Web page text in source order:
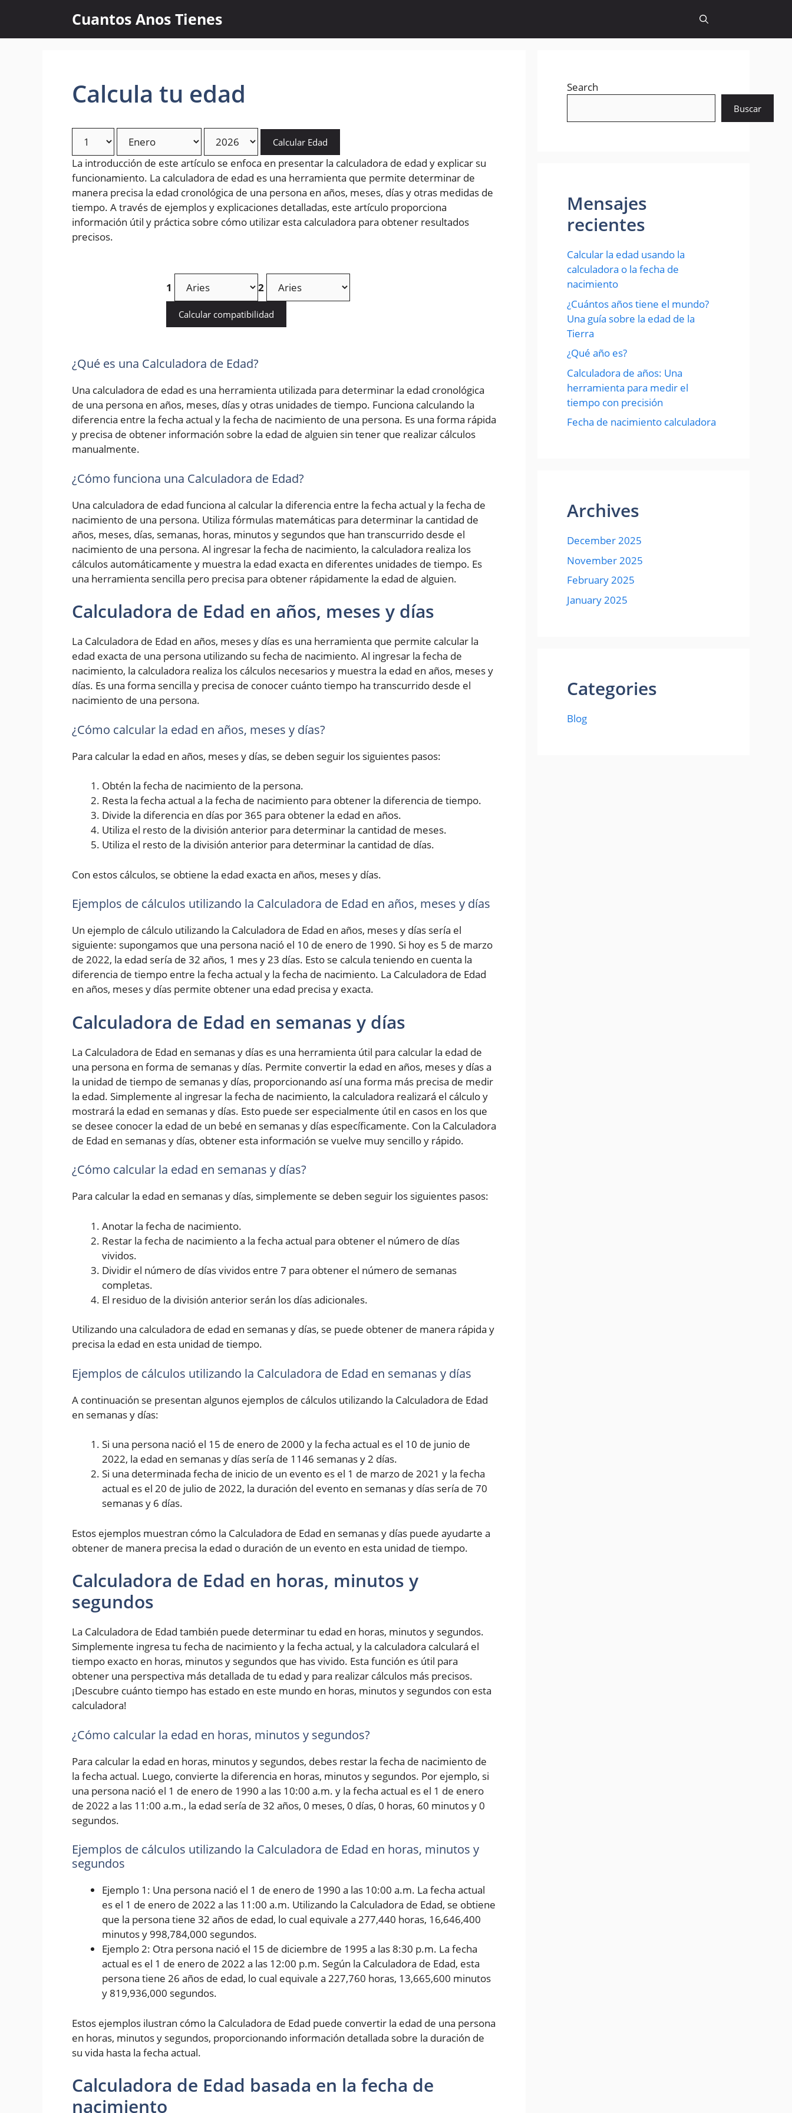
content
Cuantos Anos Tienes
Calcula tu edad
Calcular Edad
La introducción de este artículo se enfoca en presentar la calculadora de edad y explicar su
funcionamiento. La calculadora de edad es una herramienta que permite determinar de
manera precisa la edad cronológica de una persona en años, meses, días y otras medidas de
tiempo. A través de ejemplos y explicaciones detalladas, este artículo proporciona
información útil y práctica sobre cómo utilizar esta calculadora para obtener resultados
precisos.
1 2
Calcular compatibilidad
¿Qué es una Calculadora de Edad?
Una calculadora de edad es una herramienta utilizada para determinar la edad cronológica
de una persona en años, meses, días y otras unidades de tiempo. Funciona calculando la
diferencia entre la fecha actual y la fecha de nacimiento de una persona. Es una forma rápida
y precisa de obtener información sobre la edad de alguien sin tener que realizar cálculos
manualmente.
¿Cómo funciona una Calculadora de Edad?
Una calculadora de edad funciona al calcular la diferencia entre la fecha actual y la fecha de
nacimiento de una persona. Utiliza fórmulas matemáticas para determinar la cantidad de
años, meses, días, semanas, horas, minutos y segundos que han transcurrido desde el
nacimiento de una persona. Al ingresar la fecha de nacimiento, la calculadora realiza los
cálculos automáticamente y muestra la edad exacta en diferentes unidades de tiempo. Es
una herramienta sencilla pero precisa para obtener rápidamente la edad de alguien.
Calculadora de Edad en años, meses y días
La Calculadora de Edad en años, meses y días es una herramienta que permite calcular la
edad exacta de una persona utilizando su fecha de nacimiento. Al ingresar la fecha de
nacimiento, la calculadora realiza los cálculos necesarios y muestra la edad en años, meses y
días. Es una forma sencilla y precisa de conocer cuánto tiempo ha transcurrido desde el
nacimiento de una persona.
¿Cómo calcular la edad en años, meses y días?
Para calcular la edad en años, meses y días, se deben seguir los siguientes pasos:
Obtén la fecha de nacimiento de la persona.
Resta la fecha actual a la fecha de nacimiento para obtener la diferencia de tiempo.
Divide la diferencia en días por 365 para obtener la edad en años.
Utiliza el resto de la división anterior para determinar la cantidad de meses.
Utiliza el resto de la división anterior para determinar la cantidad de días.
Con estos cálculos, se obtiene la edad exacta en años, meses y días.
Ejemplos de cálculos utilizando la Calculadora de Edad en años, meses y días
Un ejemplo de cálculo utilizando la Calculadora de Edad en años, meses y días sería el
siguiente: supongamos que una persona nació el 10 de enero de 1990. Si hoy es 5 de marzo
de 2022, la edad sería de 32 años, 1 mes y 23 días. Esto se calcula teniendo en cuenta la
diferencia de tiempo entre la fecha actual y la fecha de nacimiento. La Calculadora de Edad
en años, meses y días permite obtener una edad precisa y exacta.
Calculadora de Edad en semanas y días
La Calculadora de Edad en semanas y días es una herramienta útil para calcular la edad de
una persona en forma de semanas y días. Permite convertir la edad en años, meses y días a
la unidad de tiempo de semanas y días, proporcionando así una forma más precisa de medir
la edad. Simplemente al ingresar la fecha de nacimiento, la calculadora realizará el cálculo y
mostrará la edad en semanas y días. Esto puede ser especialmente útil en casos en los que
se desee conocer la edad de un bebé en semanas y días específicamente. Con la Calculadora
de Edad en semanas y días, obtener esta información se vuelve muy sencillo y rápido.
¿Cómo calcular la edad en semanas y días?
Para calcular la edad en semanas y días, simplemente se deben seguir los siguientes pasos:
Anotar la fecha de nacimiento.
Restar la fecha de nacimiento a la fecha actual para obtener el número de días
vividos.
Dividir el número de días vividos entre 7 para obtener el número de semanas
completas.
El residuo de la división anterior serán los días adicionales.
Utilizando una calculadora de edad en semanas y días, se puede obtener de manera rápida y
precisa la edad en esta unidad de tiempo.
Ejemplos de cálculos utilizando la Calculadora de Edad en semanas y días
A continuación se presentan algunos ejemplos de cálculos utilizando la Calculadora de Edad
en semanas y días:
Si una persona nació el 15 de enero de 2000 y la fecha actual es el 10 de junio de
2022, la edad en semanas y días sería de 1146 semanas y 2 días.
Si una determinada fecha de inicio de un evento es el 1 de marzo de 2021 y la fecha
actual es el 20 de julio de 2022, la duración del evento en semanas y días sería de 70
semanas y 6 días.
Estos ejemplos muestran cómo la Calculadora de Edad en semanas y días puede ayudarte a
obtener de manera precisa la edad o duración de un evento en esta unidad de tiempo.
Calculadora de Edad en horas, minutos y
segundos
La Calculadora de Edad también puede determinar tu edad en horas, minutos y segundos.
Simplemente ingresa tu fecha de nacimiento y la fecha actual, y la calculadora calculará el
tiempo exacto en horas, minutos y segundos que has vivido. Esta función es útil para
obtener una perspectiva más detallada de tu edad y para realizar cálculos más precisos.
¡Descubre cuánto tiempo has estado en este mundo en horas, minutos y segundos con esta
calculadora!
¿Cómo calcular la edad en horas, minutos y segundos?
Para calcular la edad en horas, minutos y segundos, debes restar la fecha de nacimiento de
la fecha actual. Luego, convierte la diferencia en horas, minutos y segundos. Por ejemplo, si
una persona nació el 1 de enero de 1990 a las 10:00 a.m. y la fecha actual es el 1 de enero
de 2022 a las 11:00 a.m., la edad sería de 32 años, 0 meses, 0 días, 0 horas, 60 minutos y 0
segundos.
Ejemplos de cálculos utilizando la Calculadora de Edad en horas, minutos y
segundos
Ejemplo 1: Una persona nació el 1 de enero de 1990 a las 10:00 a.m. La fecha actual
es el 1 de enero de 2022 a las 11:00 a.m. Utilizando la Calculadora de Edad, se obtiene
que la persona tiene 32 años de edad, lo cual equivale a 277,440 horas, 16,646,400
minutos y 998,784,000 segundos.
Ejemplo 2: Otra persona nació el 15 de diciembre de 1995 a las 8:30 p.m. La fecha
actual es el 1 de enero de 2022 a las 12:00 p.m. Según la Calculadora de Edad, esta
persona tiene 26 años de edad, lo cual equivale a 227,760 horas, 13,665,600 minutos
y 819,936,000 segundos.
Estos ejemplos ilustran cómo la Calculadora de Edad puede convertir la edad de una persona
en horas, minutos y segundos, proporcionando información detallada sobre la duración de
su vida hasta la fecha actual.
Calculadora de Edad basada en la fecha de
nacimiento
Search
Buscar
Mensajes
recientes
Calcular la edad usando la
calculadora o la fecha de
nacimiento
¿Cuántos años tiene el mundo?
Una guía sobre la edad de la
Tierra
¿Qué año es?
Calculadora de años: Una
herramienta para medir el
tiempo con precisión
Fecha de nacimiento calculadora
Archives
December 2025
November 2025
February 2025
January 2025
Categories
Blog